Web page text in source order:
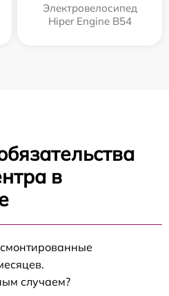
Электровелосипед
Hiper Engine B54
в
случаем?